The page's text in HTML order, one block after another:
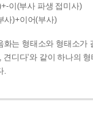
이(부사 파생 접미사)
사)+이어(부사)
화는 형태소와 형태소가
견디다’와 같이 하나의
.